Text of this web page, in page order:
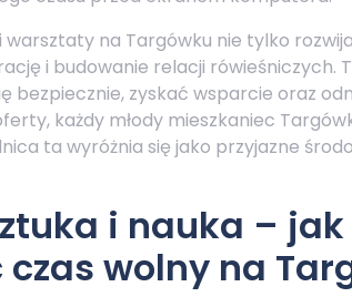
warsztaty na Targówku nie tylko
i budowanie relacji rówieśniczych.
bezpiecznie, zyskać wsparcie oraz
każdy młody mieszkaniec
ta wyróżnia się jako przyjazne
i nauka –
wolny na